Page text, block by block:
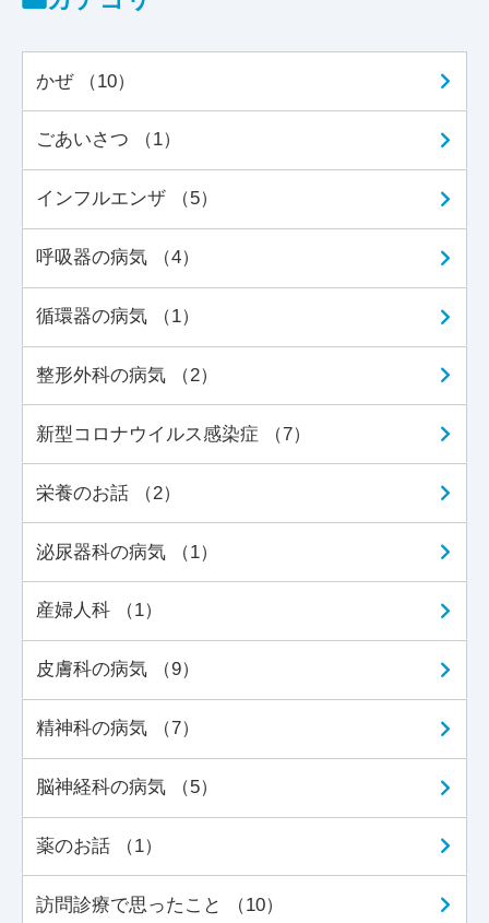
かぜ （10）
ごあいさつ （1）
インフルエンザ （5）
呼吸器の病気 （4）
循環器の病気 （1）
整形外科の病気 （2）
新型コロナウイルス感染症 （7）
栄養のお話 （2）
泌尿器科の病気 （1）
産婦人科 （1）
皮膚科の病気 （9）
精神科の病気 （7）
脳神経科の病気 （5）
薬のお話 （1）
訪問診療で思ったこと （10）